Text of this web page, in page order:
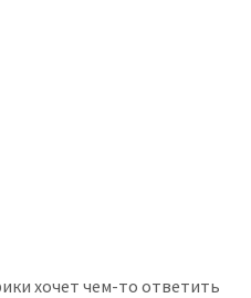
хочет чем-то ответить